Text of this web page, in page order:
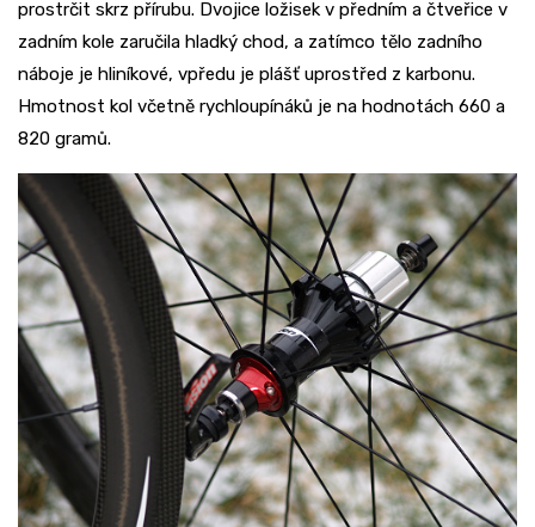
prostrčit skrz přírubu. Dvojice ložisek v předním a čtveřice v
zadním kole zaručila hladký chod, a zatímco tělo zadního
náboje je hliníkové, vpředu je plášť uprostřed z karbonu.
Hmotnost kol včetně rychloupínáků je na hodnotách 660 a
820 gramů.